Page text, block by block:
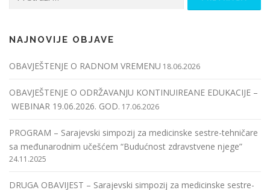
NAJNOVIJE OBJAVE
OBAVJEŠTENJE O RADNOM VREMENU 18.06.2026
OBAVJEŠTENJE O ODRŽAVANJU KONTINUIREANE EDUKACIJE –
WEBINAR 19.06.2026. GOD. 17.06.2026
PROGRAM – Sarajevski simpozij za medicinske sestre-tehničare
sa međunarodnim učešćem “Budućnost zdravstvene njege”
24.11.2025
DRUGA OBAVIJEST – Sarajevski simpozij za medicinske sestre-